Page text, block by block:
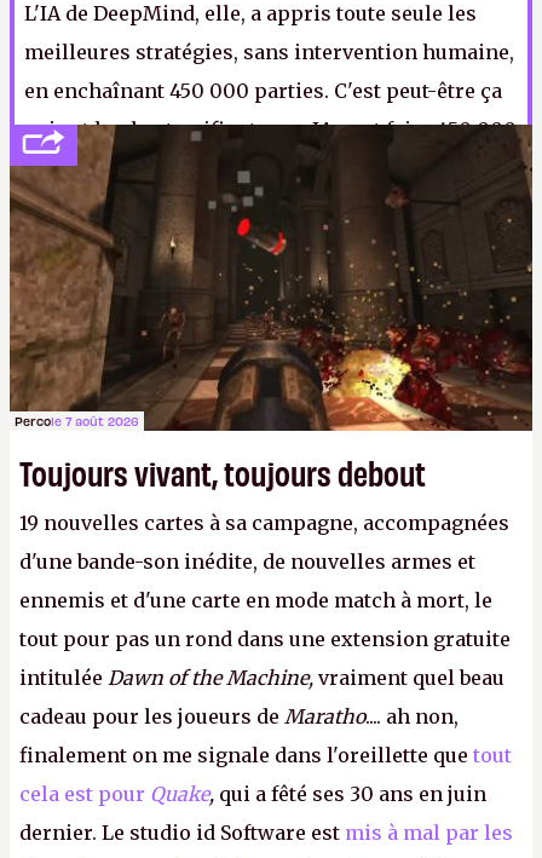
L'IA de DeepMind, elle, a appris toute seule les
meilleures stratégies, sans intervention humaine,
en enchaînant 450 000 parties. C'est peut-être ça
qui est le plus terrifiant : une IA peut faire 450 000
matchs de
d'affilée, sans se plaindre ni
même aller aux toilettes.
Percole 7 août 2026
Toujours vivant, toujours debout
19 nouvelles cartes à sa campagne, accompagnées
d'une bande-son inédite, de nouvelles armes et
ennemis et d'une carte en mode match à mort, le
tout pour pas un rond dans une extension gratuite
intitulée Dawn of the Machine, vraiment quel beau
cadeau pour les joueurs de Maratho.... ah non,
finalement on me signale dans l'oreillette que tout
cela est pour Quake, qui a fêté ses 30 ans en juin
dernier. Le studio id Software est mis à mal par les